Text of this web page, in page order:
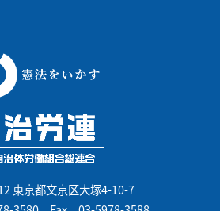
東京都文京区大塚4-10-7